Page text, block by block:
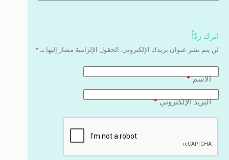
اترك ردّاً
لن يتم نشر عنوان بريدك الإلكتروني. الحقول الإلزامية مشار إليها بـ *
الاسم*
البريد الإلكتروني*